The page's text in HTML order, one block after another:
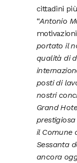
cittadini
“Antonio
portato il
qualità di
posti di
nostri
Grand
il Comune
Sessanta
ancora